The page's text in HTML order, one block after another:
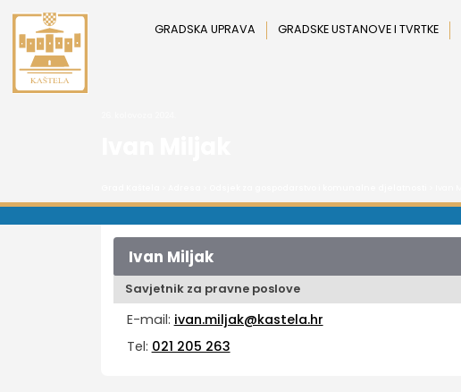
Preskoči
sadržaj
GRADSKA UPRAVA GRADSKE USTANOVE I TVRTKE
Ivan Miljak
Savjetnik za pravne poslove
E-mail: ivan.miljak@kastela.hr
Tel: 021 205 263